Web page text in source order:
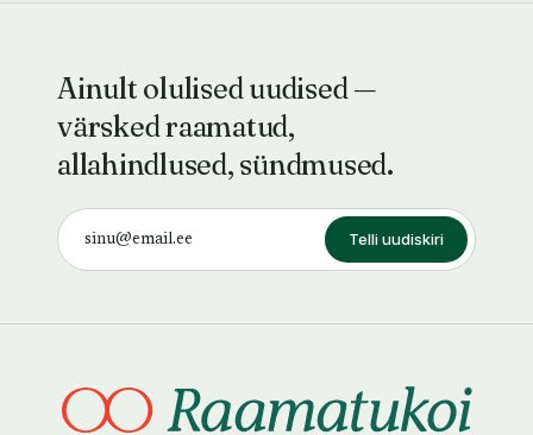
Ainult olulised uudised —
värsked raamatud,
allahindlused, sündmused.
Telli uudiskiri